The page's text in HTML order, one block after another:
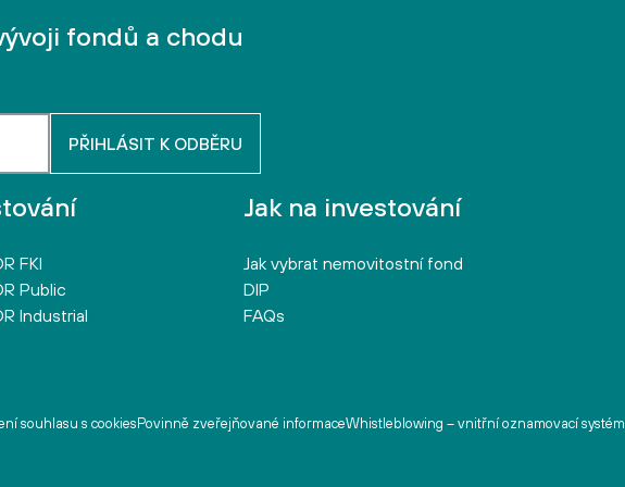
fondů a chodu
FKI
Public
Industrial
Jak na investování
Jak vybrat nemovitostní fond
DIP
FAQs
souhlasu s cookiesPovinně zveřejňované informaceWhistleblowing – vnitřní oznamovací systém